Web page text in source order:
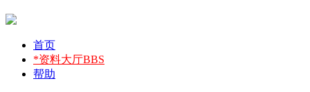
首页
*资料大厅BBS
帮助